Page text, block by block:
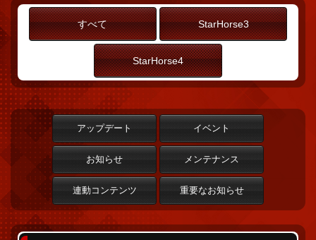
すべて StarHorse3
StarHorse4
アップデート イベント
お知らせ メンテナンス
連動コンテンツ 重要なお知らせ